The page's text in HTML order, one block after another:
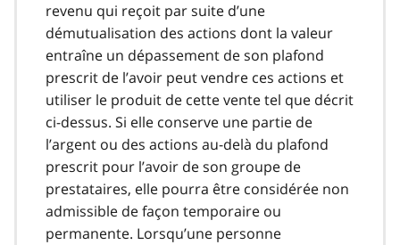
revenu qui reçoit par suite d’une
démutualisation des actions dont la valeur
entraîne un dépassement de son plafond
prescrit de l’avoir peut vendre ces actions et
utiliser le produit de cette vente tel que décrit
ci-dessus. Si elle conserve une partie de
l’argent ou des actions au-delà du plafond
prescrit pour l’avoir de son groupe de
prestataires, elle pourra être considérée non
admissible de façon temporaire ou
permanente. Lorsqu’une personne